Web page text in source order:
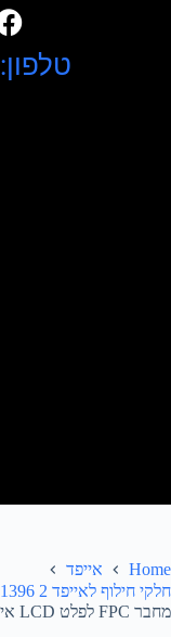
טלפון:077-5540051
Home
אייפד
חלקי חילוף לאייפד 2 A1395 A1397 A1396
מחבר FPC לפלט LCD אייפד 2